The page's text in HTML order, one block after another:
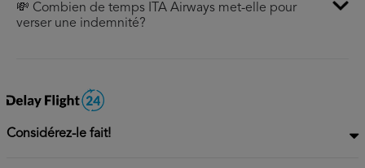
💸 Combien de temps ITA Airways met-elle pour
verser une indemnité?
Considérez-le fait!